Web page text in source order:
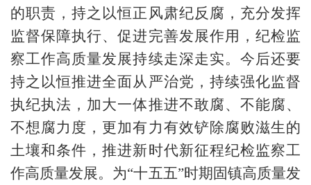
的职责，持之以恒正风肃纪反腐，充分发挥
监督保障执行、促进完善发展作用，纪检监
察工作高质量发展持续走深走实。今后还要
持之以恒推进全面从严治党，持续强化监督
执纪执法，加大一体推进不敢腐、不能腐、
不想腐力度，更加有力有效铲除腐败滋生的
土壤和条件，推进新时代新征程纪检监察工
作高质量发展。为“十五五”时期固镇高质量发